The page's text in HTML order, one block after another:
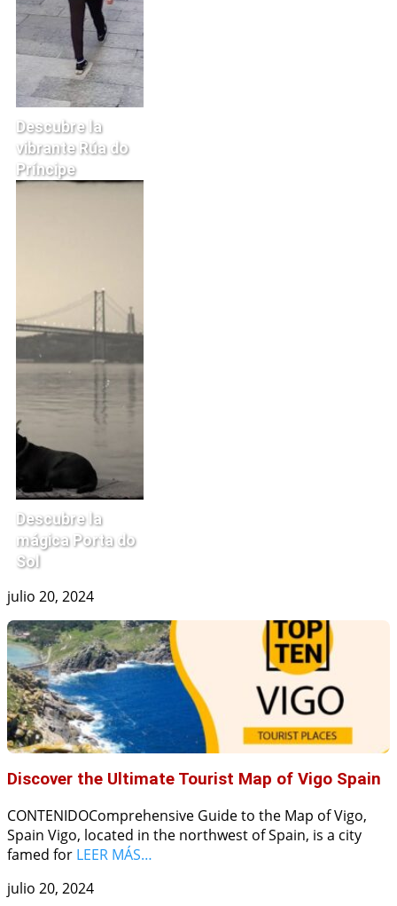
Descubre la
vibrante Rúa do
Príncipe
Descubre la
mágica Porta do
Sol
julio 20, 2024
Discover the Ultimate Tourist Map of Vigo Spain
CONTENIDOComprehensive Guide to the Map of Vigo,
Spain Vigo, located in the northwest of Spain, is a city
famed for LEER MÁS…
julio 20, 2024